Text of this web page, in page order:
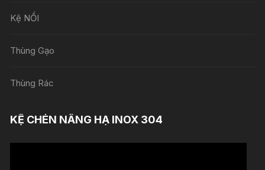
Kệ NỒI
Thùng Gạo
Thùng Rác
KỆ CHÉN NÂNG HẠ INOX 304